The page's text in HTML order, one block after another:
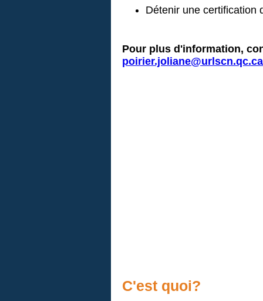
Détenir une certification
Pour plus d'information,
poirier.joliane@urlscn.qc.ca
C'est quoi?